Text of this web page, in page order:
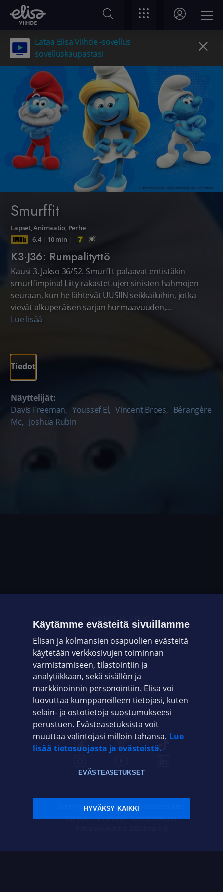
Lataa Elisa Viihde -sovellus
sovelluskaupastasi
Smurffit
Lapset,Animaatio, Perhe
6.4| 10 min|
K3·J36: Rumpalityttö
Kausi 3. Jakso 36/52. Smurffit palaavat entistäkin
smurffimpina! Liity rakastettujen sinisten hahmojen
seuraan, kun he lähtevät UUSIIN seikkailuihin, jotka
vievät alkuperäisen sarjan hurmaavuuden,
hullunkurisuuden ja huumorin aiempaakin
Lue lisää
Tiedot
Näyttelijät:
Davis Freeman, Youssef El, Vincent Broes, Bérangère
Mc, Joshua Rubin
OHJEET JA VINKIT
OMAYHTEISÖ
VIANSELVITYS
ASIAKASPALVELU
ELISA.FI
Sopimusehdot Tietosuoja Evästeasetukset
Sääntelyviranomaiset Saavutettavuus
Käytämme evästeitä sivuillamme
Elisan ja kolmansien osapuolien evästeitä
käytetään verkkosivujen toiminnan
varmistamiseen, tilastointiin ja
analytiikkaan, sekä sisällön ja
markkinoinnin personointiin. Elisa voi
luovuttaa kumppaneilleen tietojasi, kuten
selain- ja ostotietoja suostumukseesi
perustuen. Evästeasetuksista voit
muuttaa valintojasi milloin tahansa. Lue
lisää tietosuojasta ja evästeistä.
EVÄSTEASETUKSET
HYVÄKSY KAIKKI